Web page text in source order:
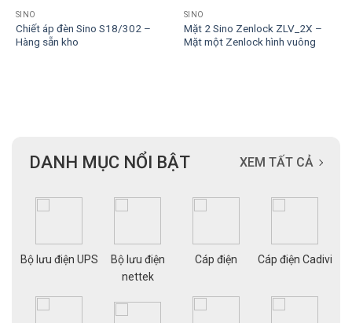
SINO
Chiết áp đèn Sino S18/302 –
Hàng sẵn kho
SINO
Mặt 2 Sino Zenlock ZLV_2X –
Mặt một Zenlock hình vuông
DANH MỤC NỔI BẬT XEM TẤT CẢ
Bộ lưu điện UPS
Bộ lưu điện
nettek
Cáp điện Cáp điện Cadivi